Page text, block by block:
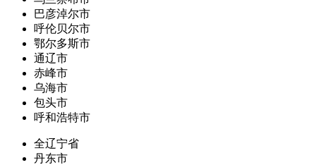
巴彦淖尔市
呼伦贝尔市
鄂尔多斯市
通辽市
赤峰市
乌海市
包头市
呼和浩特市
全辽宁省
丹东市